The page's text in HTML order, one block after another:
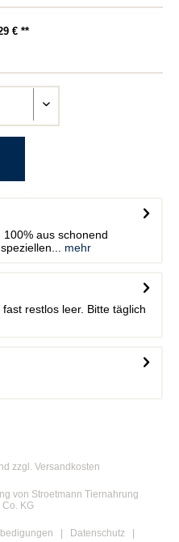
€ **
aus schonend
mehr
restlos leer. Bitte täglich
zzgl. Versandkosten
von Stroetmann Tiernahrung
Co. KG
Datenschutz